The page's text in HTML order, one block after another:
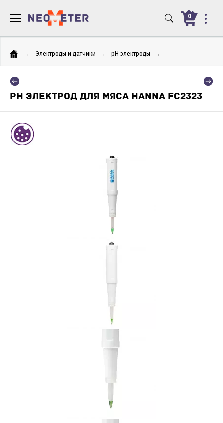
0
→ Электроды и датчики → pH электроды →
PH ЭЛЕКТРОД ДЛЯ МЯСА HANNA FC2323